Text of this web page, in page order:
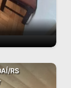
RS